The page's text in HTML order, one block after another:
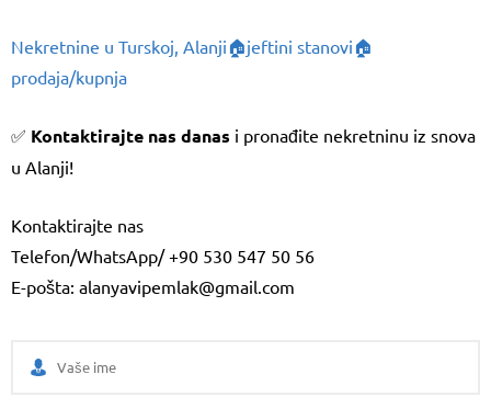
Nekretnine u Turskoj, Alanji🏠jeftini stanovi🏠
prodaja/kupnja
✅ Kontaktirajte nas danas i pronađite nekretninu iz snova
u Alanji!
Kontaktirajte nas
Telefon/WhatsApp/ +90 530 547 50 56
E-pošta: alanyavipemlak@gmail.com